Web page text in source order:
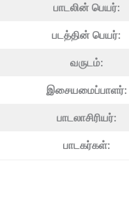
பாடலின் பெயர்:
படத்தின் பெயர்:
வருடம்:
இசையமைப்பாளர்:
பாடலாசிரியர்:
பாடகர்கள்: